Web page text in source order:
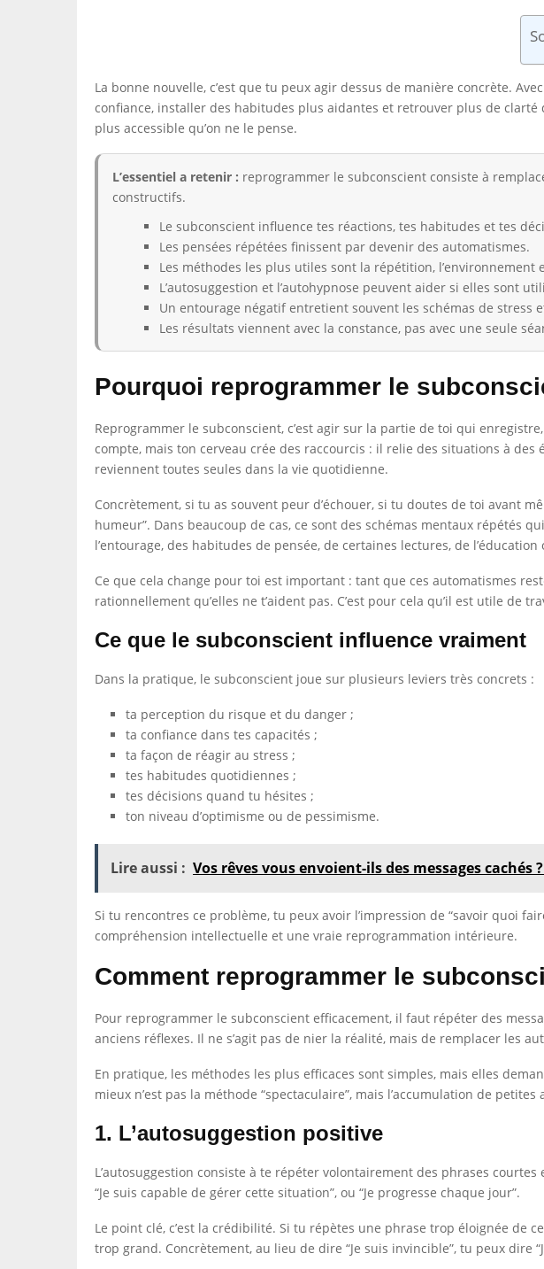
La bonne nouvelle, c’est que tu peux agir dessus de manière concrète.
confiance, installer des habitudes plus aidantes et retrouver plus de clarté
plus accessible qu’on ne le pense.
L’essentiel a retenir : reprogrammer le subconscient consiste à
constructifs.
Le subconscient influence tes réactions, tes habitudes et tes
Les pensées répétées finissent par devenir des automatismes.
Les méthodes les plus utiles sont la répétition, l’environnement
L’autosuggestion et l’autohypnose peuvent aider si elles sont
Un entourage négatif entretient souvent les schémas de stress
Les résultats viennent avec la constance, pas avec une seule
Pourquoi reprogrammer le
Reprogrammer le subconscient, c’est agir sur la partie de toi qui
compte, mais ton cerveau crée des raccourcis : il relie des situations à des
reviennent toutes seules dans la vie quotidienne.
Concrètement, si tu as souvent peur d’échouer, si tu doutes de toi avant
humeur”. Dans beaucoup de cas, ce sont des schémas mentaux répétés
l’entourage, des habitudes de pensée, de certaines lectures, de
Ce que cela change pour toi est important : tant que ces automatismes
rationnellement qu’elles ne t’aident pas. C’est pour cela qu’il est utile de
Ce que le subconscient influence vraiment
Dans la pratique, le subconscient joue sur plusieurs leviers très concrets :
ta perception du risque et du danger ;
ta confiance dans tes capacités ;
ta façon de réagir au stress ;
tes habitudes quotidiennes ;
tes décisions quand tu hésites ;
ton niveau d’optimisme ou de pessimisme.
Lire aussi : Vos rêves vous envoient-ils des messages cachés
Si tu rencontres ce problème, tu peux avoir l’impression de “savoir quoi
compréhension intellectuelle et une vraie reprogrammation intérieure.
Comment reprogrammer le
Pour reprogrammer le subconscient efficacement, il faut répéter des
anciens réflexes. Il ne s’agit pas de nier la réalité, mais de remplacer les
En pratique, les méthodes les plus efficaces sont simples, mais elles
mieux n’est pas la méthode “spectaculaire”, mais l’accumulation de
1. L’autosuggestion positive
L’autosuggestion consiste à te répéter volontairement des phrases
“Je suis capable de gérer cette situation”, ou “Je progresse chaque jour”.
Le point clé, c’est la crédibilité. Si tu répètes une phrase trop éloignée de
trop grand. Concrètement, au lieu de dire “Je suis invincible”, tu peux dire